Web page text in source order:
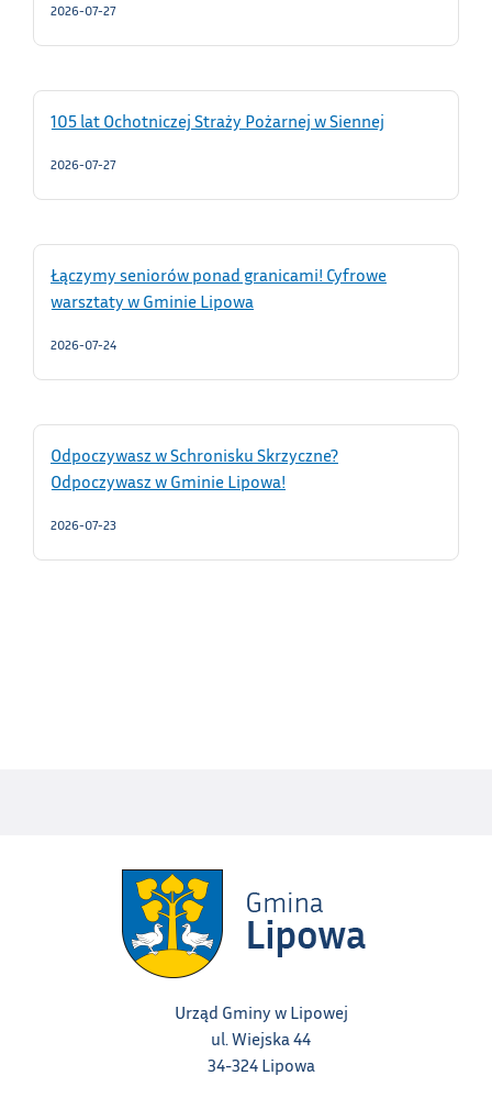
2026-07-27
105 lat Ochotniczej Straży Pożarnej w Siennej
2026-07-27
Łączymy seniorów ponad granicami! Cyfrowe
warsztaty w Gminie Lipowa
2026-07-24
Odpoczywasz w Schronisku Skrzyczne?
Odpoczywasz w Gminie Lipowa!
2026-07-23
Urząd Gminy w Lipowej
ul. Wiejska 44
34-324 Lipowa